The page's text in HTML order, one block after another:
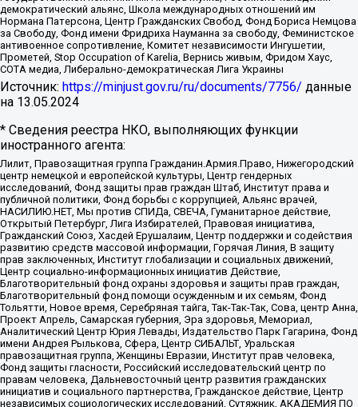
демократический альянс, Школа международных отношений им
Нормана Патерсона, Центр Гражданских Свобод, Фонд Бориса Немцова
за Свободу, Фонд имени Фридриха Науманна за свободу, Феминистское
антивоенное сопротивление, Комитет независимости Ингушетии,
Прометей, Stop Occupation of Karelia, Вернись живым, Фридом Хаус,
СОТА медиа, Либерально-демократическая Лига Украины
Источник: https://minjust.gov.ru/ru/documents/7756/ данные
на 13.05.2024
* Сведения реестра НКО, выполняющих функции
иностранного агента:
Лилит, Правозащитная группа Гражданин.Армия.Право, Нижегородский
центр немецкой и европейской культуры, Центр гендерных
исследований, Фонд защиты прав граждан Штаб, Институт права и
публичной политики, Фонд борьбы с коррупцией, Альянс врачей,
НАСИЛИЮ.НЕТ, Мы против СПИДа, СВЕЧА, Гуманитарное действие,
Открытый Петербург, Лига Избирателей, Правовая инициатива,
Гражданский Союз, Хасдей Ерушалаим, Центр поддержки и содействия
развитию средств массовой информации, Горячая Линия, В защиту
прав заключенных, Институт глобализации и социальных движений,
Центр социально-информационных инициатив Действие,
Благотворительный фонд охраны здоровья и защиты прав граждан,
Благотворительный фонд помощи осужденным и их семьям, Фонд
Тольятти, Новое время, Серебряная тайга, Так-Так-Так, Сова, центр Анна,
Проект Апрель, Самарская губерния, Эра здоровья, Мемориал,
Аналитический Центр Юрия Левады, Издательство Парк Гагарина, Фонд
имени Андрея Рылькова, Сфера, Центр СИБАЛЬТ, Уральская
правозащитная группа, Женщины Евразии, Институт прав человека,
Фонд защиты гласности, Российский исследовательский центр по
правам человека, Дальневосточный центр развития гражданских
инициатив и социального партнерства, Гражданское действие, Центр
независимых социологических исследований, Сутяжник, АКАДЕМИЯ ПО